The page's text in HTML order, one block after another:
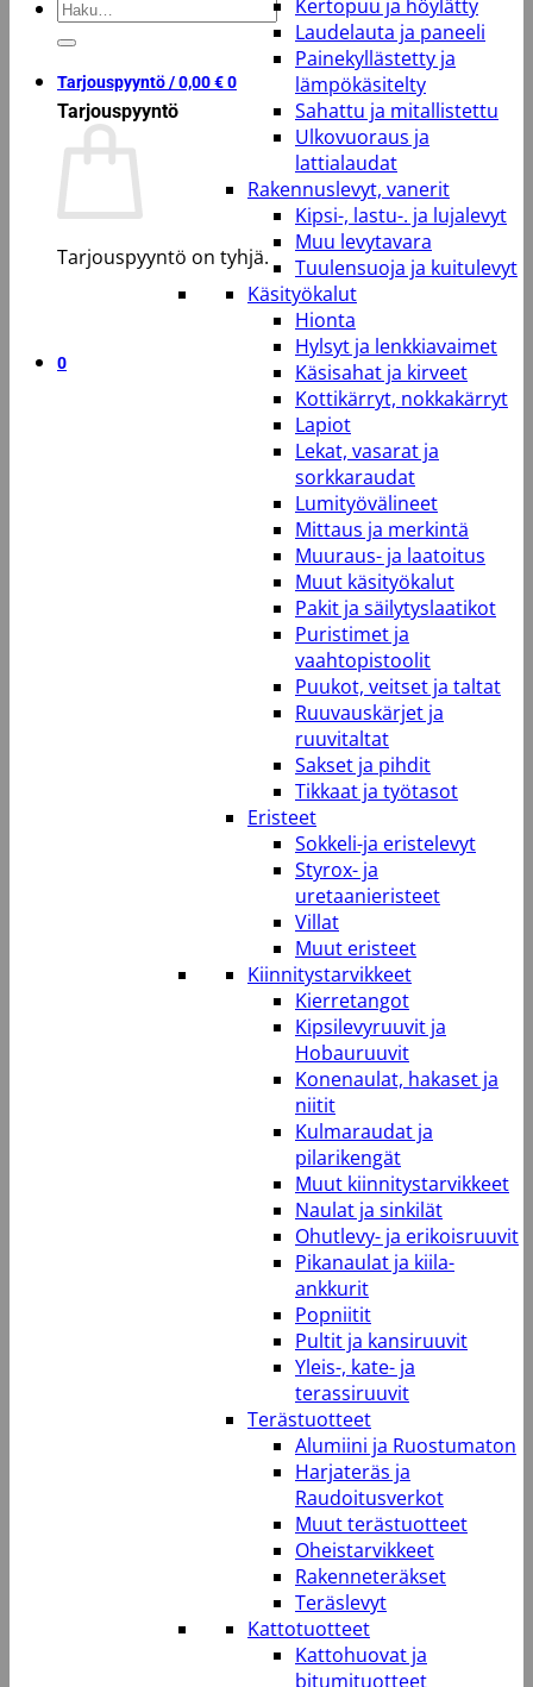
Etsi:
Tarjouspyyntö /0,00€0
Tarjouspyyntö
Tarjouspyyntö on tyhjä.
0
Kertopuu ja höylätty
Laudelauta ja paneeli
Painekyllästetty ja
lämpökäsitelty
Sahattu ja mitallistettu
Ulkovuoraus ja
lattialaudat
Rakennuslevyt, vanerit
Kipsi-, lastu-. ja lujalevyt
Muu levytavara
Tuulensuoja ja kuitulevyt
Käsityökalut
Hionta
Hylsyt ja lenkkiavaimet
Käsisahat ja kirveet
Kottikärryt, nokkakärryt
Lapiot
Lekat, vasarat ja
sorkkaraudat
Lumityövälineet
Mittaus ja merkintä
Muuraus- ja laatoitus
Muut käsityökalut
Pakit ja säilytyslaatikot
Puristimet ja
vaahtopistoolit
Puukot, veitset ja taltat
Ruuvauskärjet ja
ruuvitaltat
Sakset ja pihdit
Tikkaat ja työtasot
Eristeet
Sokkeli-ja eristelevyt
Styrox- ja
uretaanieristeet
Villat
Muut eristeet
Kiinnitystarvikkeet
Kierretangot
Kipsilevyruuvit ja
Hobauruuvit
Konenaulat, hakaset ja
niitit
Kulmaraudat ja
pilarikengät
Muut kiinnitystarvikkeet
Naulat ja sinkilät
Ohutlevy- ja erikoisruuvit
Pikanaulat ja kiila-
ankkurit
Popniitit
Pultit ja kansiruuvit
Yleis-, kate- ja
terassiruuvit
Terästuotteet
Alumiini ja Ruostumaton
Harjateräs ja
Raudoitusverkot
Muut terästuotteet
Oheistarvikkeet
Rakenneteräkset
Teräslevyt
Kattotuotteet
Kattohuovat ja
bitumituotteet